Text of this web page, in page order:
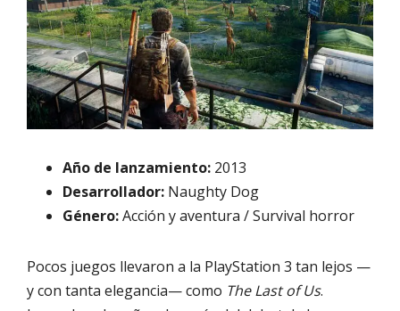
Año de lanzamiento: 2013
Desarrollador: Naughty Dog
Género:Acción y aventura / Survival horror
Pocos juegos llevaron a la PlayStation 3 tan lejos —
y con tanta elegancia— como The Last of Us.